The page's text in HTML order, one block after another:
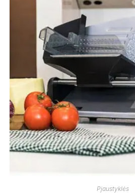
Pjaustyklės